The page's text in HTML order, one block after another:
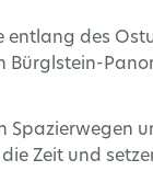
entlang des
Zeit und